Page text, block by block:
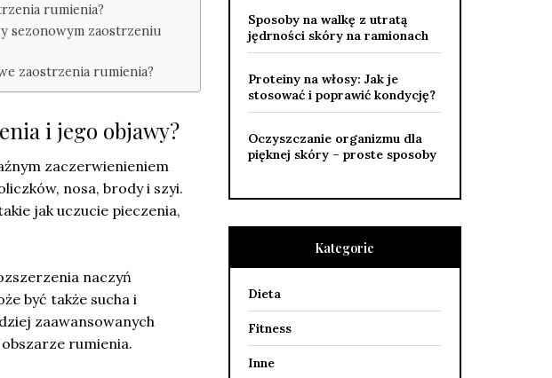
rumienia?
sezonowym zaostrzeniu
zaostrzenia rumienia?
i jego objawy?
zaczerwienieniem
nosa, brody i szyi.
jak uczucie pieczenia,
naczyń
być także sucha i
zaawansowanych
rumienia.
Sposoby na walkę z utratą
jędrności skóry na ramionach
Proteiny na włosy: Jak je
stosować i poprawić kondycję?
Oczyszczanie organizmu dla
pięknej skóry – proste sposoby
Kategorie
Dieta
Fitness
Inne